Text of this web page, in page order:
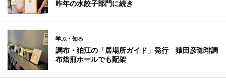
昨年の水餃子部門に続き
学ぶ・知る
調布・狛江の「居場所ガイド」発行 猿田彦珈琲調
布焙煎ホールでも配架